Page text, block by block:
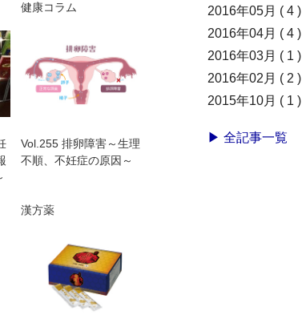
健康コラム
Vol.255 排卵障害～生理
不順、不妊症の原因～
漢方薬
2016年05月 ( 4 )
2016年04月 ( 4 )
2016年03月 ( 1 )
2016年02月 ( 2 )
2015年10月 ( 1 )
▶ 全記事一覧